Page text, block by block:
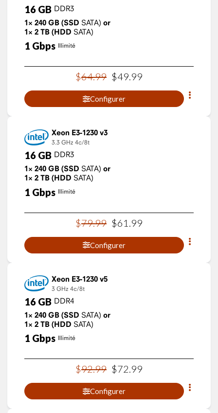
16 GB DDR3
1× 240 GB (SSD SATA) or
1× 2 TB (HDD SATA)
1 Gbps Illimité
$64.99 $49.99
Configurer
Xeon E3-1230 v3
3.3 GHz 4c/8t
16 GB DDR3
1× 240 GB (SSD SATA) or
1× 2 TB (HDD SATA)
1 Gbps Illimité
$79.99 $61 99
Configurer
Xeon E3-1230 v5
3 GHz 4c/8t
16 GB DDR4
1× 240 GB (SSD SATA) or
1× 2 TB (HDD SATA)
1 Gbps Illimité
$92.99 $72.99
Configurer